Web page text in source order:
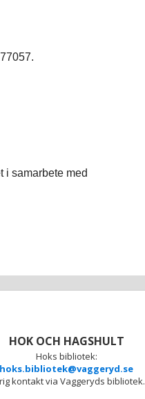
i samarbete med
HOK OCH HAGSHULT
Hoks bibliotek:
hoks.bibliotek@vaggeryd.se
kontakt via Vaggeryds bibliotek.